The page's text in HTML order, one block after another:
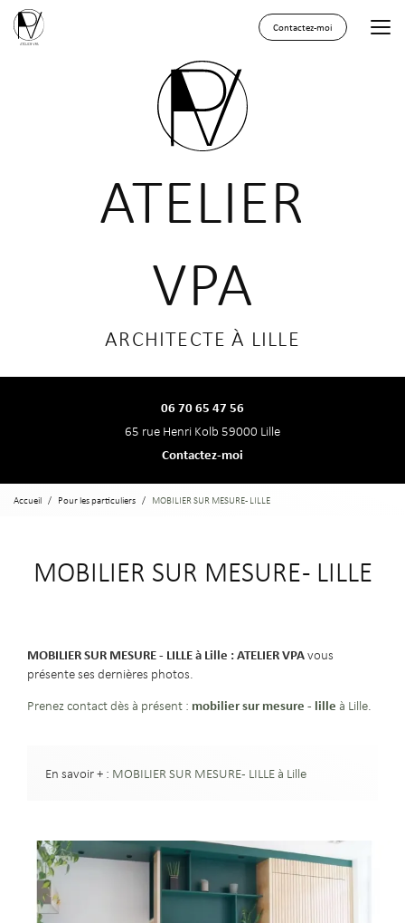
Aller
contenu
Contactez-moi
ATELIER
VPA
ARCHITECTE À LILLE
06 70 65 47 56
65 rue Henri Kolb 59000 Lille
Contactez-moi
Accueil Pour les particuliers MOBILIER SUR MESURE - LILLE
MOBILIER SUR MESURE - LILLE
MOBILIER SUR MESURE - LILLE à Lille : ATELIER VPAvous
présente ses dernières photos.
Prenez contact dès à présent : mobilier sur mesure - lille à Lille.
En savoir + : MOBILIER SUR MESURE - LILLE à Lille